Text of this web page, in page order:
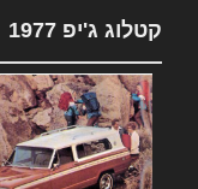
קטלוג ג'יפ 1977